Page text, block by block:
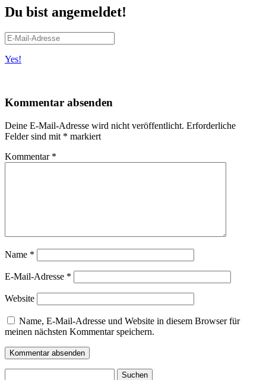
Du bist angemeldet!
Yes!
Kommentar absenden
Deine E-Mail-Adresse wird nicht veröffentlicht. Erforderliche
Felder sind mit * markiert
Kommentar *
Name *
E-Mail-Adresse *
Website
Name, E-Mail-Adresse und Website in diesem Browser für
meinen nächsten Kommentar speichern.